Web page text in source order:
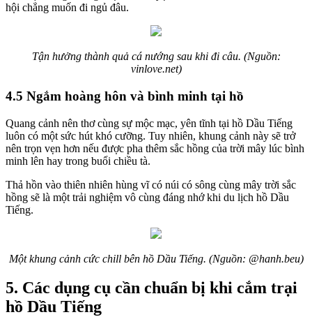
hội chẳng muốn đi ngủ đâu.
Tận hưởng thành quả cá nướng sau khi đi câu. (Nguồn:
vinlove.net)
4.5 Ngắm hoàng hôn và bình minh tại hồ
Quang cảnh nên thơ cùng sự mộc mạc, yên tĩnh tại hồ Dầu Tiếng
luôn có một sức hút khó cưỡng. Tuy nhiên, khung cảnh này sẽ trở
nên trọn vẹn hơn nếu được pha thêm sắc hồng của trời mây lúc bình
minh lên hay trong buổi chiều tà.
Thả hồn vào thiên nhiên hùng vĩ có núi có sông cùng mây trời sắc
hồng sẽ là một trải nghiệm vô cùng đáng nhớ khi du lịch hồ Dầu
Tiếng.
Một khung cảnh cức chill bên hồ Dầu Tiếng. (Nguồn: @hanh.beu)
5. Các dụng cụ cần chuẩn bị khi cắm trại
hồ Dầu Tiếng